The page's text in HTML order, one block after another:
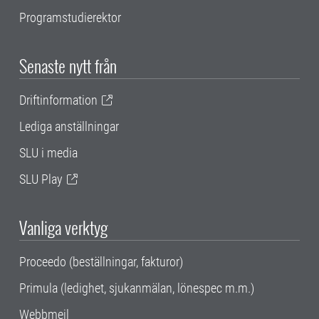
Programstudierektor
Senaste nytt från
Driftinformation
Lediga anställningar
SLU i media
SLU Play
Vanliga verktyg
Proceedo (beställningar, fakturor)
Primula (ledighet, sjukanmälan, lönespec m.m.)
Webbmejl